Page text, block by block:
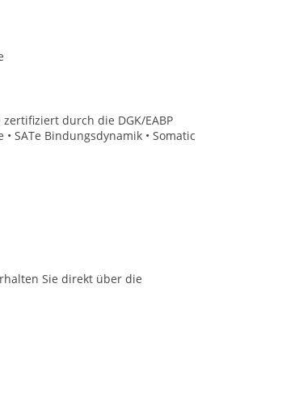
durch die DGK/EABP
SATe Bindungsdynamik • Somatic
Sie direkt über die